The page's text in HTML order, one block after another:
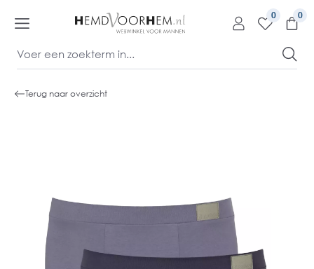
0
Terug naar overzicht